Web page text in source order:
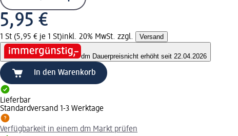
5,95 €
1 St (5,95 € je 1 St)inkl. 20% MwSt. zzgl. Versand
dm Dauerpreisnicht erhöht seit 22.04.2026
In den Warenkorb
Lieferbar
Standardversand 1-3 Werktage
Verfügbarkeit in einem dm Markt prüfen